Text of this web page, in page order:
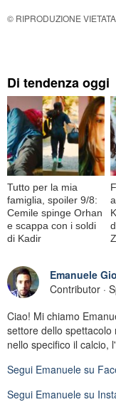
© RIPRODUZIONE VIETATA
Di tendenza oggi
Tutto per la mia
famiglia, spoiler 9/8:
Cemile spinge Orhan
e scappa con i soldi
di Kadir
Emanuele
Contributor ·
Ciao! Mi chiamo
settore dello
nello specifico il calcio,
Segui Emanuele su
Segui Emanuele su